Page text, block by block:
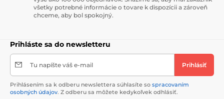
všetky potrebné informácie o tovare k dispozícii a zároveň
chceme, aby bol spokojný.
Prihláste sa do newsletteru
Tu napíšte váš e-mail Prihlásiť
Prihlásením sa k odberu newslettera súhlasíte so spracovaním
osobných údajov. Z odberu sa môžete kedykoľvek odhlásiť.